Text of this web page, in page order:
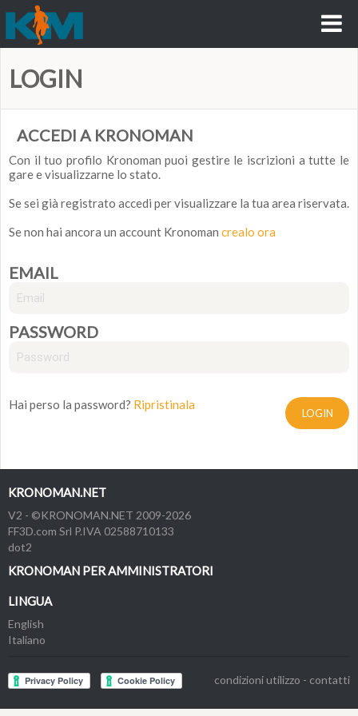
LOGIN
ACCEDI A KRONOMAN
Con il tuo profilo Kronoman puoi gestire le iscrizioni a tutte le
gare e visualizzarne lo stato.
Se sei già registrato accedi per visualizzare la tua area riservata.
Se non hai ancora un account Kronoman crealo ora
EMAIL
PASSWORD
LOGIN
Hai perso la password? Ripristinala
KRONOMAN.NET
V2 - ©KRONOMAN.NET 2009-2026
FF3D.com Srl P.IVA 02588710133
dot2
KRONOMAN PER AMMINISTRATORI
LINGUA
English
Italiano
condizioni utilizzo - contatti